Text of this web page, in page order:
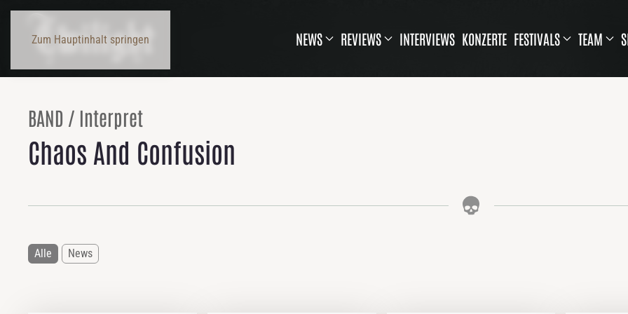
Zum Hauptinhalt springen NEWS REVIEWS INTERVIEWS KONZERTE FESTIVALS TEAM
BAND / Interpret
Chaos And Confusion
Alle News